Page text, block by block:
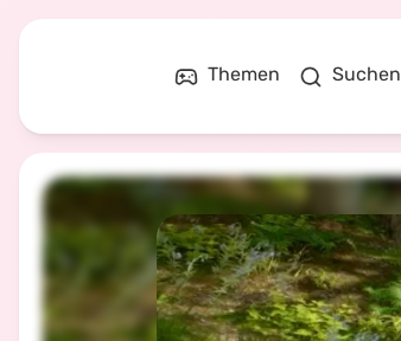
Themen Suchen